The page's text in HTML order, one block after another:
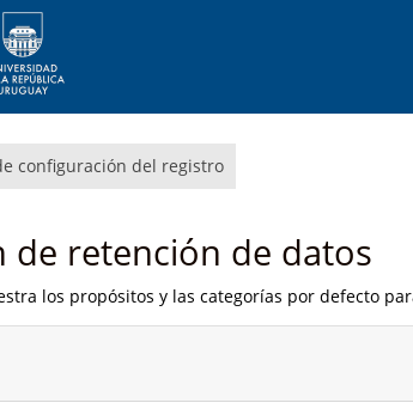
configuración del registro
de retención de datos
los propósitos y las categorías por defecto